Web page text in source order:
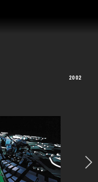
2002